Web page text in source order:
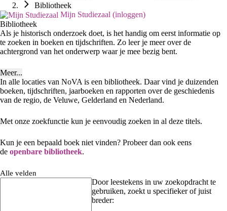
Bibliotheek
Mijn Studiezaal (inloggen)
Bibliotheek
Als je historisch onderzoek doet, is het handig om eerst informatie op
te zoeken in boeken en tijdschriften. Zo leer je meer over de
achtergrond van het onderwerp waar je mee bezig bent.
Meer...
In alle locaties van NoVA is een bibliotheek. Daar vind je duizenden
boeken, tijdschriften, jaarboeken en rapporten over de geschiedenis
van de regio, de Veluwe, Gelderland en Nederland.
Met onze zoekfunctie kun je eenvoudig zoeken in al deze titels.
Kun je een bepaald boek niet vinden? Probeer dan ook eens
de openbare bibliotheek.
Alle velden
Door leestekens in uw zoekopdracht te
gebruiken, zoekt u specifieker of juist
breder: